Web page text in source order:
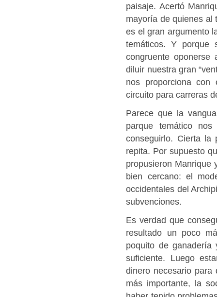
paisaje. Acertó
mayoría de quienes al
es el gran argumento
temáticos. Y porque
congruente
diluir nuestra gran
nos proporciona
circuito para carreras
Parece que la
parque temático
conseguirlo. Cierta la
repita. Por supuesto
propusieron Manrique
bien cercano: el
occidentales del
subvenciones.
Es verdad que
resultado un poco
poquito de ganadería
suficiente. Luego
dinero necesario para
más importante, la